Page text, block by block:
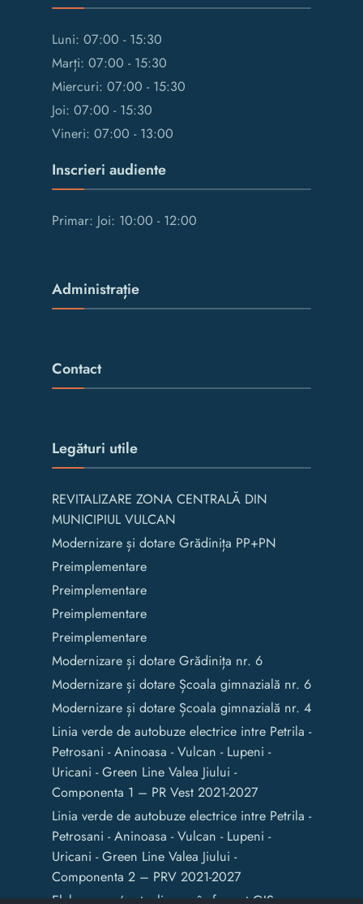
Luni: 07:00 - 15:30
Marți: 07:00 - 15:30
Miercuri: 07:00 - 15:30
Joi: 07:00 - 15:30
Vineri: 07:00 - 13:00
Inscrieri audiente
Primar: Joi: 10:00 - 12:00
Administrație
Contact
Legături utile
REVITALIZARE ZONA CENTRALĂ DIN
MUNICIPIUL VULCAN
Modernizare și dotare Grădinița PP+PN
Preimplementare
Preimplementare
Preimplementare
Preimplementare
Modernizare și dotare Grădinița nr. 6
Modernizare și dotare Școala gimnazială nr. 6
Modernizare și dotare Școala gimnazială nr. 4
Linia verde de autobuze electrice intre Petrila -
Petrosani - Aninoasa - Vulcan - Lupeni -
Uricani - Green Line Valea Jiului -
Componenta 1 – PR Vest 2021-2027
Linia verde de autobuze electrice intre Petrila -
Petrosani - Aninoasa - Vulcan - Lupeni -
Uricani - Green Line Valea Jiului -
Componenta 2 – PRV 2021-2027
Elaborarea / actualizarea în format GIS a